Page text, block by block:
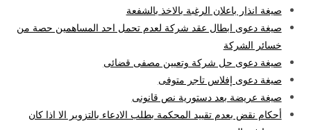
صيغة انذار باعلان الرغبة بالاخذ بالشفعة
صيغة دعوى ابطال عقد شركة لعدم تحمل احد المساهمين حصة من
خسائر الشركة
صيغة دعوى حل شركة وتعيين مصفى قضائى
صيغة دعوى إفلاس تاجر متوفى
صيغة عريضة بعد دستورية نص قانونى
أحكام نقض بعدم تقييد المحكمة بطلب الادعاء بالتزوير الا اذا كان